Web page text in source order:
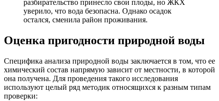
разбирательство принесло свои плоды, но ЖКХ
уверило, что вода безопасна. Однако осадок
остался, сменила район проживания.
Оценка пригодности природной воды
Специфика анализа природной воды заключается в том, что ее
химический состав напрямую зависит от местности, в которой
она получена. Для проведения такого исследования
используют целый ряд методик относящихся к разным типам
проверки: